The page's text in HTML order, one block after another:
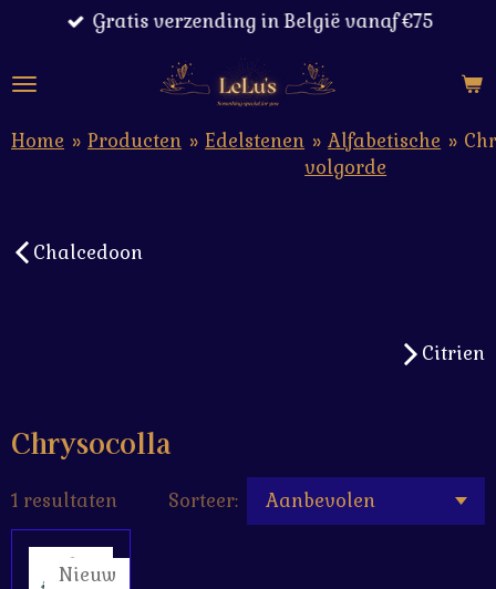
naar
hoofdinhoud
Gratis verzending in België vanaf €75
Home » Producten » Edelstenen » Alfabetische
volgorde
»
Chalcedoon
Citrien
Chrysocolla
1 resultaten Sorteer:
Nieuw